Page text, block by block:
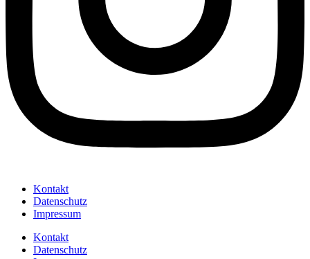
Kontakt
Datenschutz
Impressum
Kontakt
Datenschutz